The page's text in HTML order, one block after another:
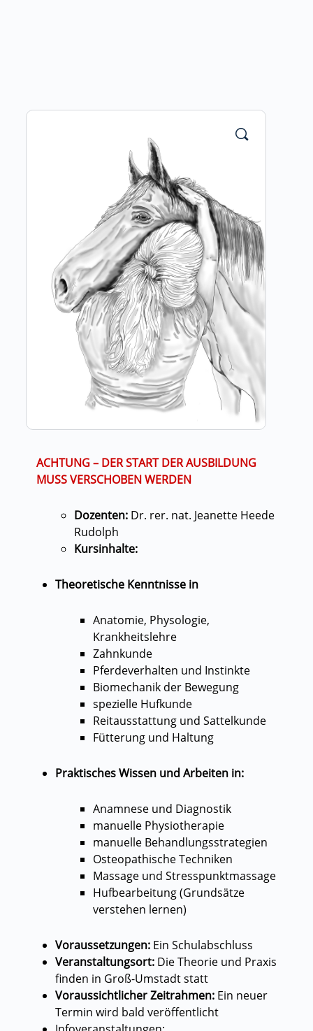
ACHTUNG – DER START DER AUSBILDUNG
MUSS VERSCHOBEN WERDEN
Dozenten: Dr. rer. nat. Jeanette Heede
Rudolph
Kursinhalte:
Theoretische Kenntnisse in
Anatomie, Physologie,
Krankheitslehre
Zahnkunde
Pferdeverhalten und Instinkte
Biomechanik der Bewegung
spezielle Hufkunde
Reitausstattung und Sattelkunde
Fütterung und Haltung
Praktisches Wissen und Arbeiten in:
Anamnese und Diagnostik
manuelle Physiotherapie
manuelle Behandlungsstrategien
Osteopathische Techniken
Massage und Stresspunktmassage
Hufbearbeitung (Grundsätze
verstehen lernen)
Voraussetzungen: Ein Schulabschluss
Veranstaltungsort: Die Theorie und Praxis
finden in Groß-Umstadt statt
Voraussichtlicher Zeitrahmen: Ein neuer
Termin wird bald veröffentlicht